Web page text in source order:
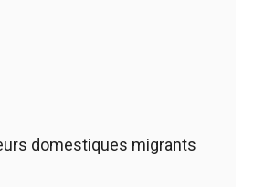
domestiques migrants